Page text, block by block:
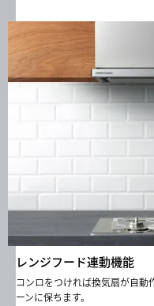
レンジフード連動機能
コンロをつければ換気扇が自動
ーンに保ちます。